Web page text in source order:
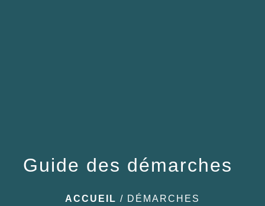
Guide des démarches
ACCUEIL / DÉMARCHES